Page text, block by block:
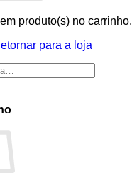
produto(s) no carrinho.
para a loja